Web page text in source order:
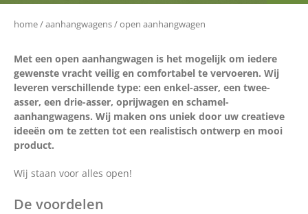
Service en onderhoud
Nieuws
Occasions
Over ons
Vacatures
Contact
home aanhangwagens open aanhangwagen
Met een open aanhangwagen is het mogelijk om iedere
gewenste vracht veilig en comfortabel te vervoeren. Wij
leveren verschillende type: een enkel-asser, een twee-
asser, een drie-asser, oprijwagen en schamel-
aanhangwagens. Wij maken ons uniek door uw creatieve
ideeën om te zetten tot een realistisch ontwerp en mooi
product.
Wij staan voor alles open!
De voordelen